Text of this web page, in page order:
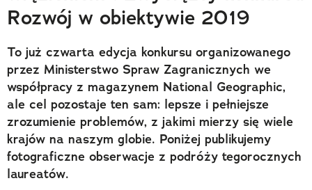
Rozwój w obiektywie 2019
To już czwarta edycja konkursu organizowanego
przez Ministerstwo Spraw Zagranicznych we
współpracy z magazynem National Geographic,
ale cel pozostaje ten sam: lepsze i pełniejsze
zrozumienie problemów, z jakimi mierzy się wiele
krajów na naszym globie. Poniżej publikujemy
fotograficzne obserwacje z podróży tegorocznych
laureatów.